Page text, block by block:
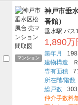
マンション
神戸市垂
番館）
垂水駅 バス
1,890万
築年月
建物構造
専有面積
所在階/階数
総戸数
仲介手数料